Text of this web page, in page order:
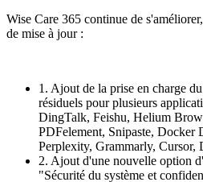
Wise Care 365 continue de
de mise à jour :
1. Ajout de la prise en charge
résiduels pour plusieurs
DingTalk, Feishu, Helium
PDFelement, Snipaste, Docker
Perplexity, Grammarly, Cursor,
2. Ajout d'une nouvelle option
"Sécurité du système et